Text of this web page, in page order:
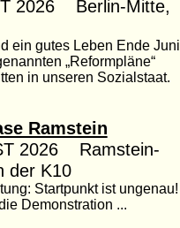
2026 Berlin-Mitte,
ein gutes Leben Ende Juni
„Reformpläne“
in unseren Sozialstaat.
Ramstein
2026 Ramstein-
der K10
Startpunkt ist ungenau!
Demonstration ...